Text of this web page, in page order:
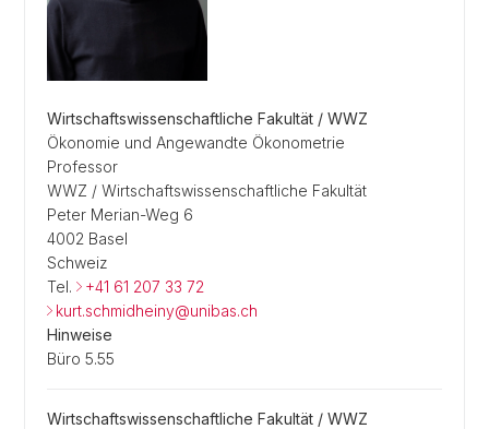
Wirtschaftswissenschaftliche Fakultät / WWZ
Ökonomie und Angewandte Ökonometrie
Professor
WWZ / Wirtschaftswissenschaftliche Fakultät
Peter Merian-Weg 6
4002 Basel
Schweiz
Tel.
+41 61 207 33 72
kurt.schmidheiny@unibas.ch
Hinweise
Büro 5.55
Wirtschaftswissenschaftliche Fakultät / WWZ